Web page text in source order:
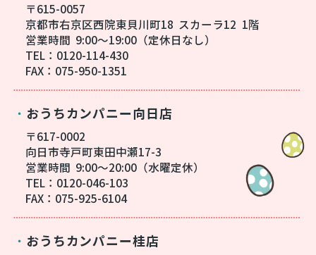
〒615-0057
京都市右京区西院東貝川町18 スカーラ12 1階
営業時間 9:00～19:00（定休日なし）
TEL：0120-114-430
FAX：075-950-1351
・ おうちカンパニー向日店
〒617-0002
向日市寺戸町東田中瀬17-3
営業時間 9:00～20:00（水曜定休）
TEL：0120-046-103
FAX：075-925-6104
・ おうちカンパニー桂店